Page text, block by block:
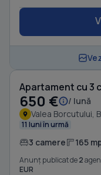
Apartament cu 3
650 € / lună
Valea Borcutului,
11 luni în urmă
3 camere 165
Anunț publicat de2
EUR